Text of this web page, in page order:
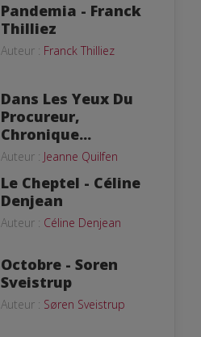
Pandemia - Franck
Thilliez
Auteur : Franck Thilliez
Dans Les Yeux Du
Procureur,
Chronique...
Auteur : Jeanne Quilfen
Le Cheptel - Céline
Denjean
Auteur : Céline Denjean
Octobre - Soren
Sveistrup
Auteur : Søren Sveistrup